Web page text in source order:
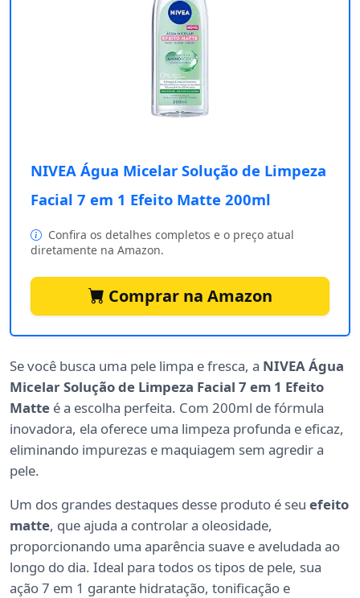
NIVEA Água Micelar Solução de Limpeza
Facial 7 em 1 Efeito Matte 200ml
Confira os detalhes completos e o preço atual
diretamente na Amazon.
Comprar na Amazon
Se você busca uma pele limpa e fresca, a NIVEA Água
Micelar Solução de Limpeza Facial 7 em 1 Efeito
Matte é a escolha perfeita. Com 200ml de fórmula
inovadora, ela oferece uma limpeza profunda e eficaz,
eliminando impurezas e maquiagem sem agredir a
pele.
Um dos grandes destaques desse produto é seu efeito
matte, que ajuda a controlar a oleosidade,
proporcionando uma aparência suave e aveludada ao
longo do dia. Ideal para todos os tipos de pele, sua
ação 7 em 1 garante hidratação, tonificação e